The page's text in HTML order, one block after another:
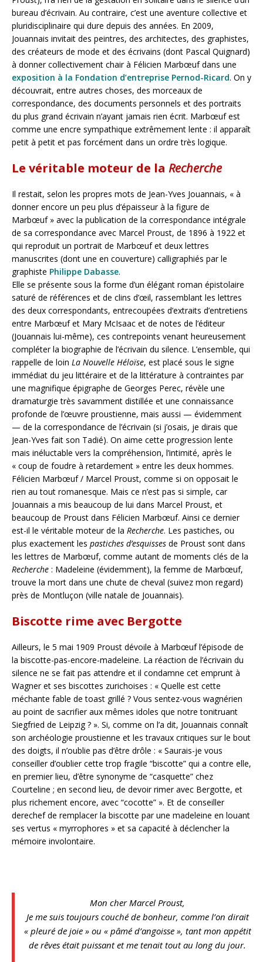
bureau d’écrivain. Au contraire, c’est une aventure collective et
pluridisciplinaire qui dure depuis des années. En 2009,
Jouannais invitait des peintres, des architectes, des graphistes,
des créateurs de mode et des écrivains (dont Pascal Quignard)
à donner collectivement chair à Félicien Marbœuf dans une
exposition à la Fondation d’entreprise Pernod-Ricard. On y
découvrait, entre autres choses, des morceaux de
correspondance, des documents personnels et des portraits
du plus grand écrivain n’ayant jamais rien écrit. Marbœuf est
comme une encre sympathique extrêmement lente : il apparaît
petit à petit et pas forcément dans un ordre très logique.
Le véritable moteur de la Recherche
Il restait, selon les propres mots de Jean-Yves Jouannais, « à
donner encore un peu plus d’épaisseur à la figure de
Marbœuf » avec la publication de la correspondance intégrale
de sa correspondance avec Marcel Proust, de 1896 à 1922 et
qui reproduit un portrait de Marbœuf et deux lettres
manuscrites (dont une en couverture) calligraphiés par le
graphiste Philippe Dabasse.
Elle se présente sous la forme d’un élégant roman épistolaire
saturé de références et de clins d’œil, rassemblant les lettres
des deux correspondants, entrecoupées d’extraits d’entretiens
entre Marbœuf et Mary McIsaac et de notes de l’éditeur
(Jouannais lui-même), ces contrepoints venant heureusement
compléter la biographie de l’écrivain du silence. L’ensemble, qui
rappelle de loin La Nouvelle Héloïse, est placé sous le signe
immédiat du jeu littéraire et de la littérature à contraintes par
une magnifique épigraphe de Georges Perec, révèle une
dramaturgie très savamment distillée et une connaissance
profonde de l’œuvre proustienne, mais aussi — évidemment
— de la correspondance de l’écrivain (si j’osais, je dirais que
Jean-Yves fait son Tadié). On aime cette progression lente
mais inéluctable vers la compréhension, l’intimité, après le
« coup de foudre à retardement » entre les deux hommes.
Félicien Marbœuf / Marcel Proust, comme si on opposait le
rien au tout romanesque. Mais ce n’est pas si simple, car
Jouannais a mis beaucoup de lui dans Marcel Proust, et
beaucoup de Proust dans Félicien Marbœuf. Ainsi ce dernier
est-il le véritable moteur de la Recherche. Les pastiches, ou
plus exactement les pastiches d’esquisses de Proust sont dans
les lettres de Marbœuf, comme autant de moments clés de la
Recherche : Madeleine (évidemment), la femme de Marbœuf,
trouve la mort dans une chute de cheval (suivez mon regard)
près de Montluçon (ville natale de Jouannais).
Biscotte rime avec Bergotte
Ailleurs, le 5 mai 1909 Proust dévoile à Marbœuf l’épisode de
la biscotte-pas-encore-madeleine. La réaction de l’écrivain du
silence ne se fait pas attendre et il condamne cet emprunt à
Wagner et ses biscottes zurichoises : « Quelle est cette
méchante fable de toast grillé ? Vous sentez-vous wagnérien
au point de sacrifier aux mêmes idoles que notre tonitruant
Siegfried de Leipzig ? ». Si, comme on l’a dit, Jouannais connaît
son archéologie proustienne et les travaux critiques sur le bout
des doigts, il n’oublie pas d’être drôle : « Saurais-je vous
conseiller d’oublier cette trop fragile “biscotte” qui a contre elle,
en premier lieu, d’être synonyme de “casquette” chez
Courteline ; en second lieu, de devoir rimer avec Bergotte, et
plus richement encore, avec “cocotte” ». Et de conseiller
derechef de remplacer la biscotte par une madeleine en louant
ses vertus « myrrophores » et sa capacité à déclencher la
mémoire involontaire.
Mon cher Marcel Proust,
Je me suis toujours couché de bonheur, comme l’on dirait
« pleuré de joie » ou « pâmé d’angoisse », tant mon appétit
de rêves était puissant et me tenait tout au long du jour.